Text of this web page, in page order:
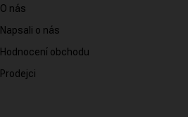
O nás
Napsali o nás
Hodnocení obchodu
Prodejci